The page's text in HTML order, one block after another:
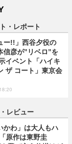
・レポート
ー!!」西谷夕役の
信彦が”リベロ”を
イベント「ハイキ
ザ コート」東京会
レビュー
かわ」は大人もハ
原作は東野圭